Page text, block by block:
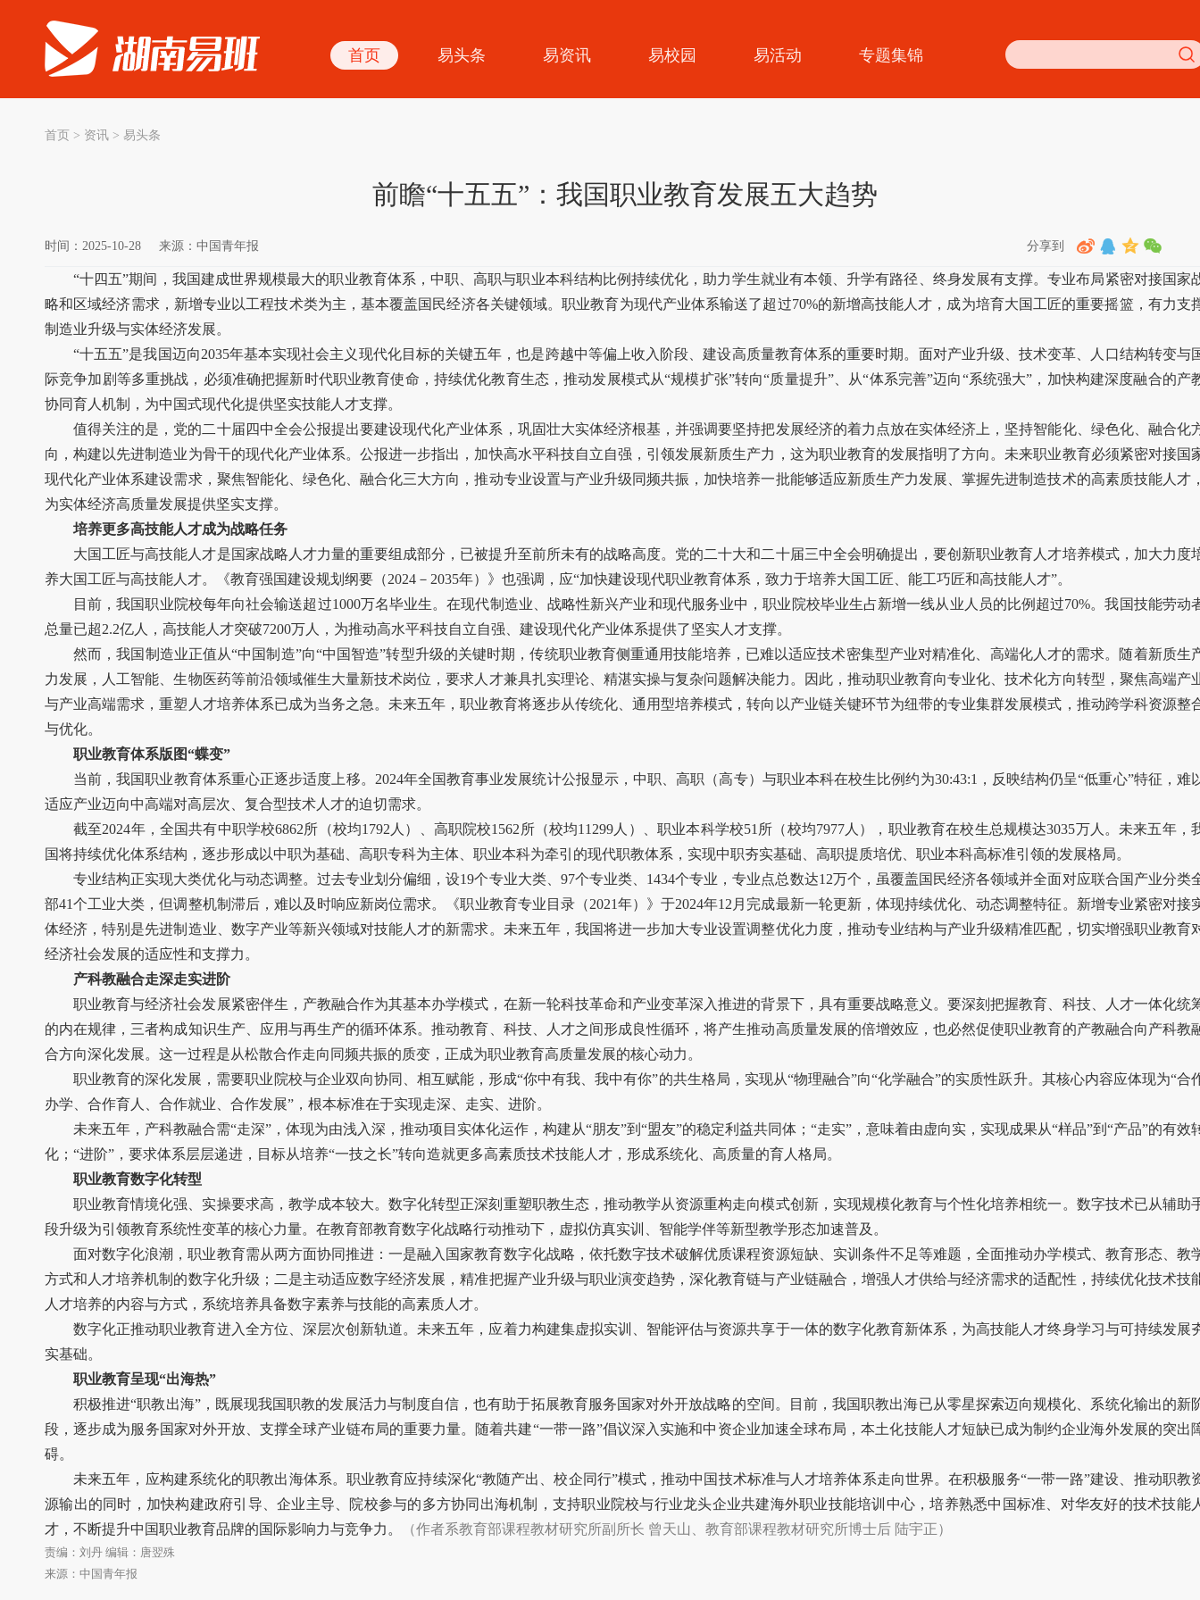
首页 易头条 易资讯 易校园 易活动 专题集锦
首页 > 资讯 > 易头条
前瞻“十五五”：我国职业教育发展五大趋势
时间：2025-10-28 来源：中国青年报 分享到
“十四五”期间，我国建成世界规模最大的职业教育体系，中职、高职与职业本科结构比例持续优化，助力学生就业有本领、升学有路径、终身发展有支撑。专业布局紧密对接国家
略和区域经济需求，新增专业以工程技术类为主，基本覆盖国民经济各关键领域。职业教育为现代产业体系输送了超过70%的新增高技能人才，成为培育大国工匠的重要摇篮，有力支
制造业升级与实体经济发展。
“十五五”是我国迈向2035年基本实现社会主义现代化目标的关键五年，也是跨越中等偏上收入阶段、建设高质量教育体系的重要时期。面对产业升级、技术变革、人口结构转变与
际竞争加剧等多重挑战，必须准确把握新时代职业教育使命，持续优化教育生态，推动发展模式从“规模扩张”转向“质量提升”、从“体系完善”迈向“系统强大”，加快构建深度融合的产
协同育人机制，为中国式现代化提供坚实技能人才支撑。
值得关注的是，党的二十届四中全会公报提出要建设现代化产业体系，巩固壮大实体经济根基，并强调要坚持把发展经济的着力点放在实体经济上，坚持智能化、绿色化、融合化
向，构建以先进制造业为骨干的现代化产业体系。公报进一步指出，加快高水平科技自立自强，引领发展新质生产力，这为职业教育的发展指明了方向。未来职业教育必须紧密对接国
现代化产业体系建设需求，聚焦智能化、绿色化、融合化三大方向，推动专业设置与产业升级同频共振，加快培养一批能够适应新质生产力发展、掌握先进制造技术的高素质技能人才
为实体经济高质量发展提供坚实支撑。
培养更多高技能人才成为战略任务
大国工匠与高技能人才是国家战略人才力量的重要组成部分，已被提升至前所未有的战略高度。党的二十大和二十届三中全会明确提出，要创新职业教育人才培养模式，加大力度
养大国工匠与高技能人才。《教育强国建设规划纲要（2024－2035年）》也强调，应“加快建设现代职业教育体系，致力于培养大国工匠、能工巧匠和高技能人才”。
目前，我国职业院校每年向社会输送超过1000万名毕业生。在现代制造业、战略性新兴产业和现代服务业中，职业院校毕业生占新增一线从业人员的比例超过70%。我国技能劳动
总量已超2.2亿人，高技能人才突破7200万人，为推动高水平科技自立自强、建设现代化产业体系提供了坚实人才支撑。
然而，我国制造业正值从“中国制造”向“中国智造”转型升级的关键时期，传统职业教育侧重通用技能培养，已难以适应技术密集型产业对精准化、高端化人才的需求。随着新质生
力发展，人工智能、生物医药等前沿领域催生大量新技术岗位，要求人才兼具扎实理论、精湛实操与复杂问题解决能力。因此，推动职业教育向专业化、技术化方向转型，聚焦高端产
与产业高端需求，重塑人才培养体系已成为当务之急。未来五年，职业教育将逐步从传统化、通用型培养模式，转向以产业链关键环节为纽带的专业集群发展模式，推动跨学科资源整
与优化。
职业教育体系版图“蝶变”
当前，我国职业教育体系重心正逐步适度上移。2024年全国教育事业发展统计公报显示，中职、高职（高专）与职业本科在校生比例约为30:43:1，反映结构仍呈“低重心”特征，难
适应产业迈向中高端对高层次、复合型技术人才的迫切需求。
截至2024年，全国共有中职学校6862所（校均1792人）、高职院校1562所（校均11299人）、职业本科学校51所（校均7977人），职业教育在校生总规模达3035万人。未来五年，
国将持续优化体系结构，逐步形成以中职为基础、高职专科为主体、职业本科为牵引的现代职教体系，实现中职夯实基础、高职提质培优、职业本科高标准引领的发展格局。
专业结构正实现大类优化与动态调整。过去专业划分偏细，设19个专业大类、97个专业类、1434个专业，专业点总数达12万个，虽覆盖国民经济各领域并全面对应联合国产业分类
部41个工业大类，但调整机制滞后，难以及时响应新岗位需求。《职业教育专业目录（2021年）》于2024年12月完成最新一轮更新，体现持续优化、动态调整特征。新增专业紧密对接
体经济，特别是先进制造业、数字产业等新兴领域对技能人才的新需求。未来五年，我国将进一步加大专业设置调整优化力度，推动专业结构与产业升级精准匹配，切实增强职业教育
经济社会发展的适应性和支撑力。
产科教融合走深走实进阶
职业教育与经济社会发展紧密伴生，产教融合作为其基本办学模式，在新一轮科技革命和产业变革深入推进的背景下，具有重要战略意义。要深刻把握教育、科技、人才一体化统
的内在规律，三者构成知识生产、应用与再生产的循环体系。推动教育、科技、人才之间形成良性循环，将产生推动高质量发展的倍增效应，也必然促使职业教育的产教融合向产科教
合方向深化发展。这一过程是从松散合作走向同频共振的质变，正成为职业教育高质量发展的核心动力。
职业教育的深化发展，需要职业院校与企业双向协同、相互赋能，形成“你中有我、我中有你”的共生格局，实现从“物理融合”向“化学融合”的实质性跃升。其核心内容应体现为“合
办学、合作育人、合作就业、合作发展”，根本标准在于实现走深、走实、进阶。
未来五年，产科教融合需“走深”，体现为由浅入深，推动项目实体化运作，构建从“朋友”到“盟友”的稳定利益共同体；“走实”，意味着由虚向实，实现成果从“样品”到“产品”的有效
化；“进阶”，要求体系层层递进，目标从培养“一技之长”转向造就更多高素质技术技能人才，形成系统化、高质量的育人格局。
职业教育数字化转型
职业教育情境化强、实操要求高，教学成本较大。数字化转型正深刻重塑职教生态，推动教学从资源重构走向模式创新，实现规模化教育与个性化培养相统一。数字技术已从辅助
段升级为引领教育系统性变革的核心力量。在教育部教育数字化战略行动推动下，虚拟仿真实训、智能学伴等新型教学形态加速普及。
面对数字化浪潮，职业教育需从两方面协同推进：一是融入国家教育数字化战略，依托数字技术破解优质课程资源短缺、实训条件不足等难题，全面推动办学模式、教育形态、教
方式和人才培养机制的数字化升级；二是主动适应数字经济发展，精准把握产业升级与职业演变趋势，深化教育链与产业链融合，增强人才供给与经济需求的适配性，持续优化技术技
人才培养的内容与方式，系统培养具备数字素养与技能的高素质人才。
数字化正推动职业教育进入全方位、深层次创新轨道。未来五年，应着力构建集虚拟实训、智能评估与资源共享于一体的数字化教育新体系，为高技能人才终身学习与可持续发展
实基础。
职业教育呈现“出海热”
积极推进“职教出海”，既展现我国职教的发展活力与制度自信，也有助于拓展教育服务国家对外开放战略的空间。目前，我国职教出海已从零星探索迈向规模化、系统化输出的新
段，逐步成为服务国家对外开放、支撑全球产业链布局的重要力量。随着共建“一带一路”倡议深入实施和中资企业加速全球布局，本土化技能人才短缺已成为制约企业海外发展的突出
碍。
未来五年，应构建系统化的职教出海体系。职业教育应持续深化“教随产出、校企同行”模式，推动中国技术标准与人才培养体系走向世界。在积极服务“一带一路”建设、推动职教
源输出的同时，加快构建政府引导、企业主导、院校参与的多方协同出海机制，支持职业院校与行业龙头企业共建海外职业技能培训中心，培养熟悉中国标准、对华友好的技术技能
才，不断提升中国职业教育品牌的国际影响力与竞争力。
（作者系教育部课程教材研究所副所长 曾天山 、教育部课程教材研究所博士后 陆宇正）
责编：刘丹 编辑：唐翌殊
来源：中国青年报